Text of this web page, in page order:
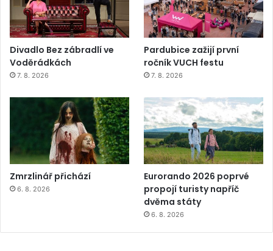
Divadlo Bez zábradlí ve
Voděrádkách
7. 8. 2026
Pardubice zažijí první
ročník VUCH festu
7. 8. 2026
Zmrzlinář přichází
6. 8. 2026
Eurorando 2026 poprvé
propojí turisty napříč
dvěma státy
6. 8. 2026